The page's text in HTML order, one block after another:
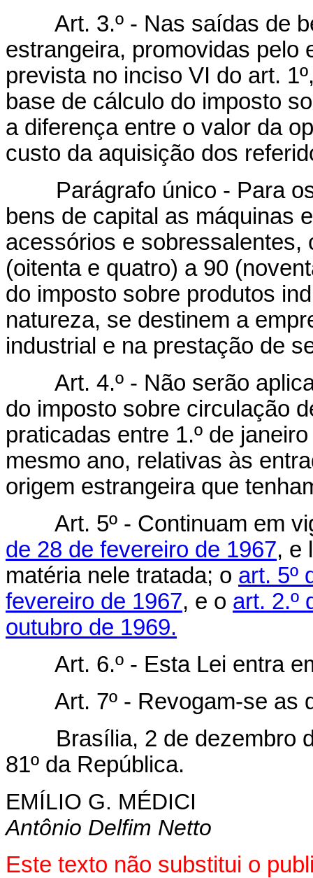
Art. 3.º - Nas saídas de
estrangeira, promovidas pelo
prevista no inciso VI do art.
base de cálculo do imposto
a diferença entre o valor da
custo da aquisição dos
Parágrafo único - Para os
bens de capital as máquinas
acessórios e
(oitenta e quatro) a 90
do imposto sobre produtos
natureza, se destinem a
industrial e na prestação de
Art. 4.º - Não serão
do imposto sobre circulação
praticadas entre 1.º de
mesmo ano, relativas às
origem estrangeira que
Art. 5º - Continuam em
de 28 de fevereiro de 1967, e
matéria nele tratada; o art. 5º
fevereiro de 1967, e o art. 2.º
outubro de 1969.
Art. 6.º - Esta Lei entra
Art. 7º - Revogam-se as
Brasília, 2 de dezembro
81º da República.
EMÍLIO G. MÉDICI
Antônio Delfim Netto
Este texto não substitui o